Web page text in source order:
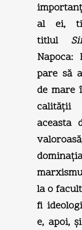
al ei,
titlul
Napoca:
pare să
de mare
calităţii
aceasta
la o
fi
e, apoi,